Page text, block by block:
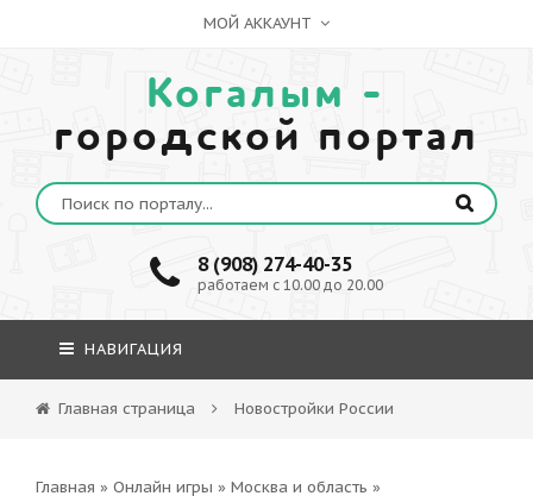
МОЙ АККАУНТ
Когалым -
городской портал
8 (908) 274-40-35
работаем с 10.00 до 20.00
НАВИГАЦИЯ
Главная страница Новостройки России
Главная » Онлайн игры » Москва и область »